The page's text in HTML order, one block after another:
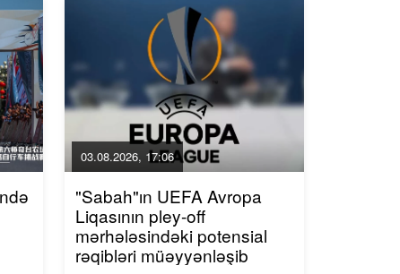
03.08.2026, 17:06
"Sabah"ın UEFA Avropa
Liqasının pley-off
mərhələsindəki potensial
rəqibləri müəyyənləşib